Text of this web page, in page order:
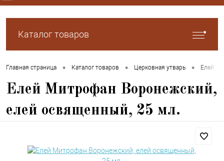
Каталог товаров
Главная страница • Каталог товаров • Церковная утварь • Елей
Елей Митрофан Воронежский,
елей освященный, 25 мл.